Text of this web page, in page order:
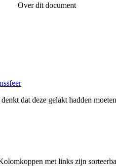
Over dit document
dat deze gelakt hadden
met links zijn